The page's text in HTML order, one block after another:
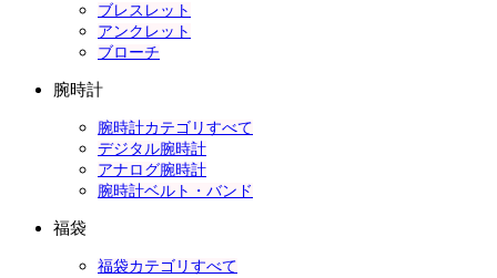
ブレスレット
アンクレット
ブローチ
腕時計
腕時計カテゴリすべて
デジタル腕時計
アナログ腕時計
腕時計ベルト・バンド
福袋
福袋カテゴリすべて